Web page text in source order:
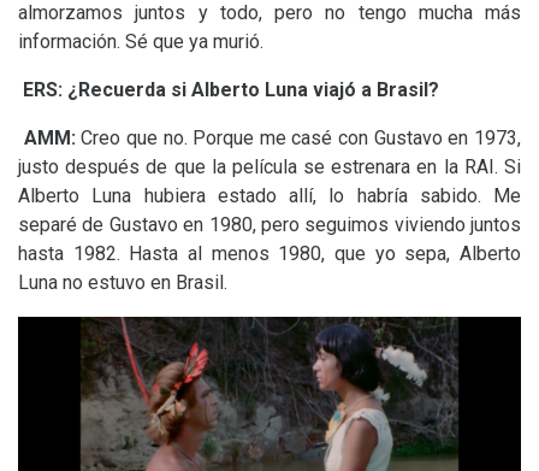
almorzamos juntos y todo, pero no tengo mucha más
información. Sé que ya murió.
ERS: ¿Recuerda si Alberto Luna viajó a Brasil?
AMM:Creo que no. Porque me casé con Gustavo en 1973,
justo después de que la película se estrenara en la RAI. Si
Alberto Luna hubiera estado allí, lo habría sabido. Me
separé de Gustavo en 1980, pero seguimos viviendo juntos
hasta 1982. Hasta al menos 1980, que yo sepa, Alberto
Luna no estuvo en Brasil.